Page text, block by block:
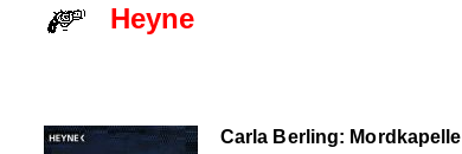
Heyne
Carla Berling: Mordkapelle